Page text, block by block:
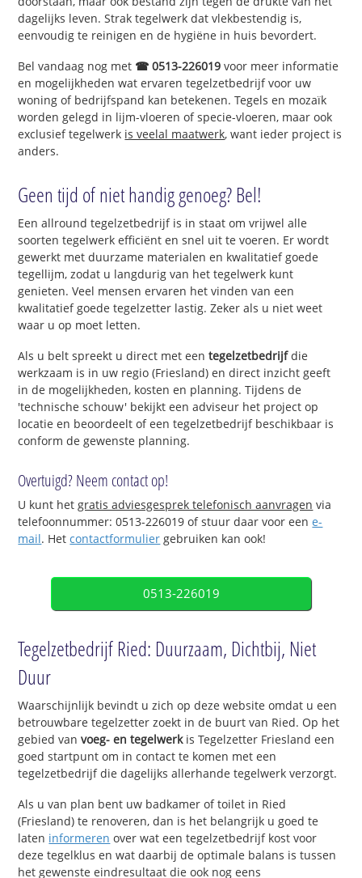
dagelijks leven. Strak tegelwerk dat vlekbestendig is,
eenvoudig te reinigen en de hygiëne in huis bevordert.
Bel vandaag nog met ☎ 0513-226019 voor meer informatie
en mogelijkheden wat ervaren tegelzetbedrijf voor uw
woning of bedrijfspand kan betekenen. Tegels en mozaïk
worden gelegd in lijm-vloeren of specie-vloeren, maar ook
exclusief tegelwerk is veelal maatwerk, want ieder project is
anders.
Geen tijd of niet handig genoeg? Bel!
Een allround tegelzetbedrijf is in staat om vrijwel alle
soorten tegelwerk efficiënt en snel uit te voeren. Er wordt
gewerkt met duurzame materialen en kwalitatief goede
tegellijm, zodat u langdurig van het tegelwerk kunt
genieten. Veel mensen ervaren het vinden van een
kwalitatief goede tegelzetter lastig. Zeker als u niet weet
waar u op moet letten.
Als u belt spreekt u direct met eentegelzetbedrijfdie
werkzaam is in uw regio (Friesland) en direct inzicht geeft
in de mogelijkheden, kosten en planning. Tijdens de
'technische schouw' bekijkt een adviseur het project op
locatie en beoordeelt of een tegelzetbedrijf beschikbaar is
conform de gewenste planning.
Overtuigd? Neem contact op!
U kunt hetgratis adviesgesprek telefonisch aanvragen via
telefoonnummer: 0513-226019 of stuur daar voor eene-
mail. Hetcontactformulier gebruiken kan ook!
0513-226019
Tegelzetbedrijf Ried: Duurzaam, Dichtbij, Niet
Duur
Waarschijnlijk bevindt u zich op deze website omdat u een
betrouwbare tegelzetter zoekt in de buurt van Ried. Op het
gebied van voeg- en tegelwerkis Tegelzetter Friesland een
goed startpunt om in contact te komen met een
tegelzetbedrijf die dagelijks allerhande tegelwerk verzorgt.
Als u van plan bent uw badkamer of toilet in Ried
(Friesland) te renoveren, dan is het belangrijk u goed te
laten informeren over wat een tegelzetbedrijf kost voor
deze tegelklus en wat daarbij de optimale balans is tussen
het gewenste eindresultaat die ook nog eens